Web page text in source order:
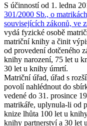
S účinností od 1. ledna
301/2000 Sb., o
souvisejících zákonů, ve
vydá fyzické osobě
matriční knihy a činit
od provedení dotčeného
knihy narození, 75 let u
30 let u knihy úmrtí.
Matriční úřad, úřad s
povolí nahlédnout do
vedené do 31. prosince
matrikáře, uplynula-li od
knize lhůta 100 let u
knihy partnerství a 30 let